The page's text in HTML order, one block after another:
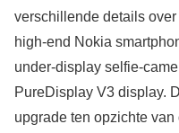
verschillende details
high-end Nokia
under-display selfie-
PureDisplay V3 display.
upgrade ten opzichte